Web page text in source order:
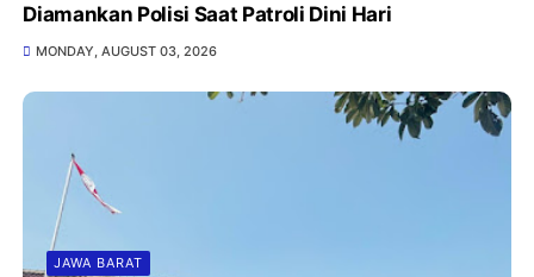
Diamankan Polisi Saat Patroli Dini Hari
MONDAY, AUGUST 03, 2026
JAWA BARAT